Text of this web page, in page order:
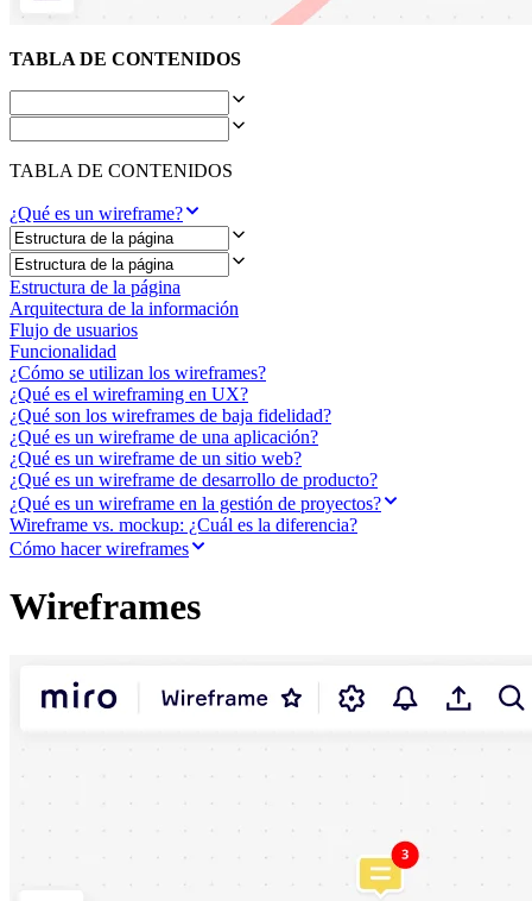
Servicios profesionales
Fabricación
Servicios financieros
Ciencias de la vida y farmacéutica
Por equipo
Gestión de productos
Diseño y UX
Ingeniería
Liderazgo y operaciones de producto
Operaciones
Marketing
TI
Por iniciativa estratégica
Transformación de las formas de trabajo
Experiencia digital del empleado
Experiencia del cliente y diseño de servicios
Transformación en la nube y de software
Recursos
Aprendizaje
Historias de clientes
Academia
Webinarios
Centro de Ayuda
Socios y servicios
Servicios profesionales de Miro
TABLA DE CONTENIDOS
TABLA DE CONTENIDOS
¿Qué es un wireframe?
Estructura de la página
Arquitectura de la información
Flujo de usuarios
Funcionalidad
¿Cómo se utilizan los wireframes?
¿Qué es el wireframing en UX?
¿Qué son los wireframes de baja fidelidad?
¿Qué es un wireframe de una aplicación?
¿Qué es un wireframe de un sitio web?
¿Qué es un wireframe de desarrollo de producto?
¿Qué es un wireframe en la gestión de proyectos?
Wireframe vs. mockup: ¿Cuál es la diferencia?
Cómo hacer wireframes
Wireframes